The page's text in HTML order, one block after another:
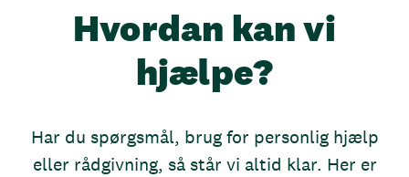
Hvordan kan vi
hjælpe?
Har du spørgsmål, brug for personlig hjælp
eller rådgivning, så står vi altid klar. Her er